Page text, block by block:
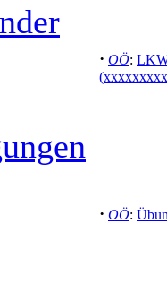
· OÖ:
· OÖ: